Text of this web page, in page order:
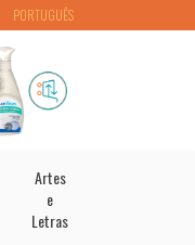
PORTUGUÊS
Artes
e
Letras